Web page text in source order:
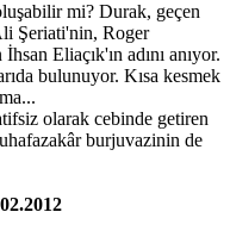
mi? Durak, geçen
Şeriati'nin, Roger
Eliaçık'ın adını anıyor.
bulunuyor. Kısa kesmek
olarak cebinde getiren
burjuvazinin de